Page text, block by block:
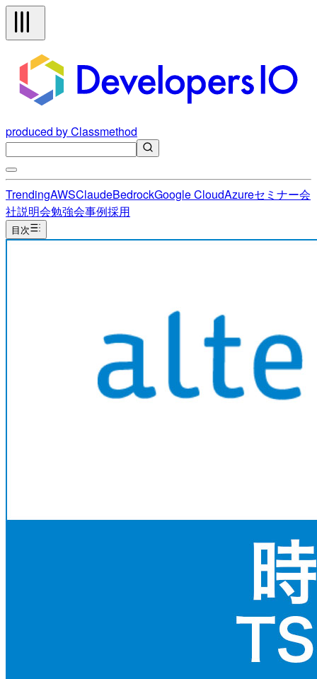
produced by Classmethod
TrendingAWSClaudeBedrockGoogle CloudAzureセミナー会
社説明会勉強会事例採用
目次